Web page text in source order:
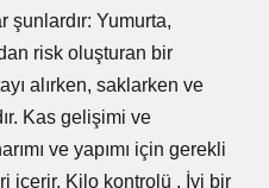
şunlardır: Yumurta,
risk oluşturan bir
alırken, saklarken ve
Kas gelişimi ve
ve yapımı için gerekli
içerir. Kilo kontrolü . İyi bir